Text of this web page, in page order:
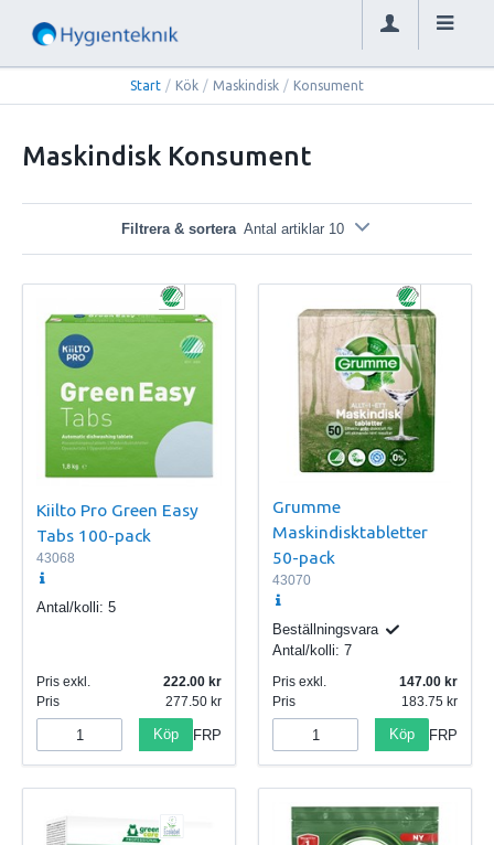
Start / Kök / Maskindisk / Konsument
Maskindisk Konsument
Filtrera & sortera Antal artiklar 10
Kiilto Pro Green Easy
Tabs 100-pack
43068
Antal/kolli: 5
Pris exkl.
222.00
Pris
277.50
Köp FRP
Grumme
Maskindisktabletter
50-pack
43070
Beställningsvara
Antal/kolli: 7
Pris exkl.
147.00
Pris
183.75
Köp FRP